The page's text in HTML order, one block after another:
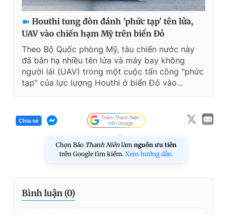
Houthi tung đòn đánh 'phức tạp' tên lửa,
UAV vào chiến hạm Mỹ trên biển Đỏ
Theo Bộ Quốc phòng Mỹ, tàu chiến nước này
đã bắn hạ nhiều tên lửa và máy bay không
người lái (UAV) trong một cuộc tấn công "phức
tạp" của lực lượng Houthi ở biển Đỏ vào...
Chia sẻ
Chọn Báo Thanh Niên làm nguồn ưu tiên
trên Google tìm kiếm. Xem hướng dẫn.
Bình luận (0)